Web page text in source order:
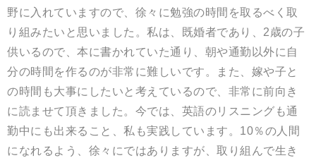
野に入れていますので、徐々に勉強の時間を取るべく取
り組みたいと思いました。私は、既婚者であり、2歳の子
供いるので、本に書かれていた通り、朝や通勤以外に自
分の時間を作るのが非常に難しいです。また、嫁や子と
の時間も大事にしたいと考えているので、非常に前向き
に読ませて頂きました。今では、英語のリスニングも通
勤中にも出来ること、私も実践しています。10％の人間
になれるよう、徐々にではありますが、取り組んで生き